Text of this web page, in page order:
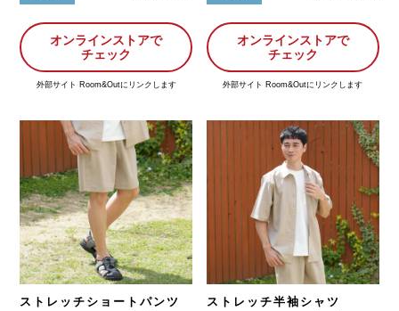
オンラインストアで
チェック
外部サイト Room&Outにリンクします
オンラインストアで
チェック
外部サイト Room&Outにリンクします
ストレッチショートパンツ
ストレッチ半袖シャツ